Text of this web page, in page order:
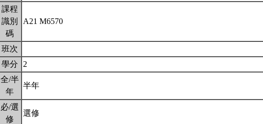
課程
識別
碼
A21 M6570
班次
學分
2
全/半
年
半年
必/選
修
選修